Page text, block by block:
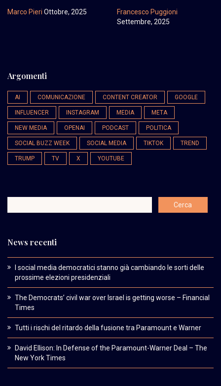
Marco Pieri Ottobre, 2025
Francesco Puggioni
Settembre, 2025
Argomenti
AI COMUNICAZIONE CONTENT CREATOR GOOGLE
INFLUENCER INSTAGRAM MEDIA META
NEW MEDIA OPENAI PODCAST POLITICA
SOCIAL BUZZ WEEK SOCIAL MEDIA TIKTOK TREND
TRUMP TV X YOUTUBE
News recenti
I social media democratici stanno già cambiando le sorti delle
prossime elezioni presidenziali
The Democrats’ civil war over Israel is getting worse – Financial
Times
Tutti i rischi del ritardo della fusione tra Paramount e Warner
David Ellison: In Defense of the Paramount-Warner Deal – The
New York Times